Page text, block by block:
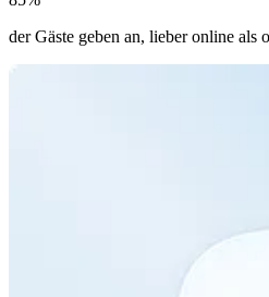
der Gäste geben an, lieber online als